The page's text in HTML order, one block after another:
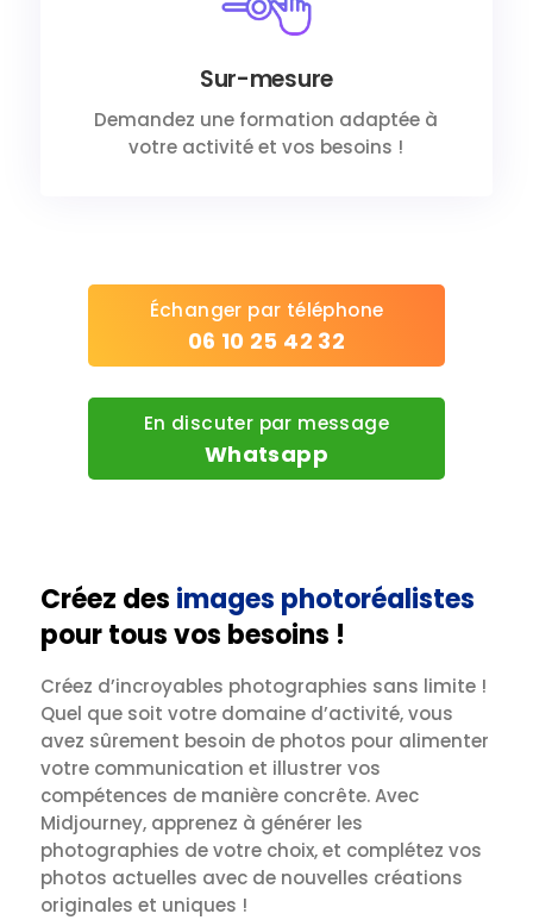
Sur-mesure
Demandez une formation adaptée à
votre activité et vos besoins !
Échanger par téléphone
06 10 25 42 32
En discuter par message
Whatsapp
Créez des images photoréalistes
pour tous vos besoins !
Créez d’incroyables photographies sans limite !
Quel que soit votre domaine d’activité, vous
avez sûrement besoin de photos pour alimenter
votre communication et illustrer vos
compétences de manière concrête. Avec
Midjourney, apprenez à générer les
photographies de votre choix, et complétez vos
photos actuelles avec de nouvelles créations
originales et uniques !